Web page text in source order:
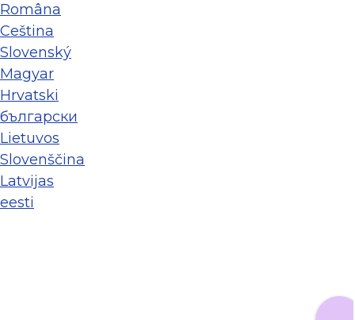
Româna
Ceština
Slovenský
Magyar
Hrvatski
български
Lietuvos
Slovenščina
Latvijas
eesti